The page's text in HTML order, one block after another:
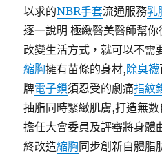
以求的NBR手套流通服務乳
逐一說明 極緻醫美醫師幫
改變生活方式，就可以不需
縮胸擁有苗條的身材,除臭襪
牌電子鎖須忍受的劇痛指紋
抽脂同時緊緻肌膚,打造無
擔任大會委員及評審將身體
終改造縮胸同步創新自體脂